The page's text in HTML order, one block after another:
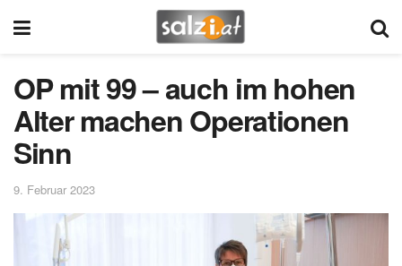
OP mit 99 – auch im hohen
Alter machen Operationen
Sinn
9. Februar 2023